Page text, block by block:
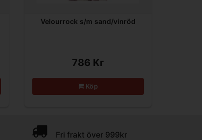
Velourrock s/m sand/vinröd
786 Kr
Köp
Fri frakt över 999kr